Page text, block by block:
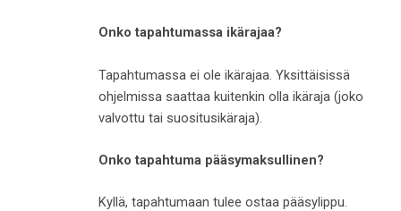
Onko tapahtumassa ikärajaa?
Tapahtumassa ei ole ikärajaa. Yksittäisissä
ohjelmissa saattaa kuitenkin olla ikäraja (joko
valvottu tai suositusikäraja).
Onko tapahtuma pääsymaksullinen?
Kyllä, tapahtumaan tulee ostaa pääsylippu.